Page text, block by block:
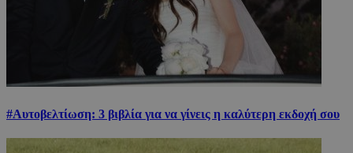
#Αυτοβελτίωση: 3 βιβλία για να γίνεις η καλύτερη εκδοχή σου